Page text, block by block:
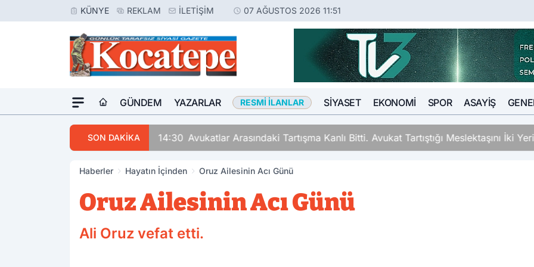
KÜNYE REKLAM İLETIŞIM 07 AĞUSTOS 2026 11:51
GÜNDEM YAZARLAR RESMI İLANLAR SIYASET EKONOMI SPOR ASAYIŞ
SON DAKİKA 14:30 Avukatlar Arasındaki Tartışma Kanlı Bitti. Avukat Tartıştığı Meslektaşını İki
Haberler Hayatın İçinden Oruz Ailesinin Acı Günü
Oruz Ailesinin Acı Günü
Ali Oruz vefat etti.